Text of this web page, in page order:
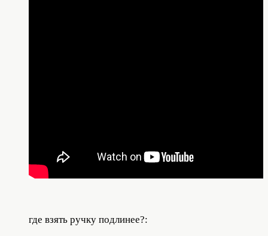
где взять ручку подлинее?: